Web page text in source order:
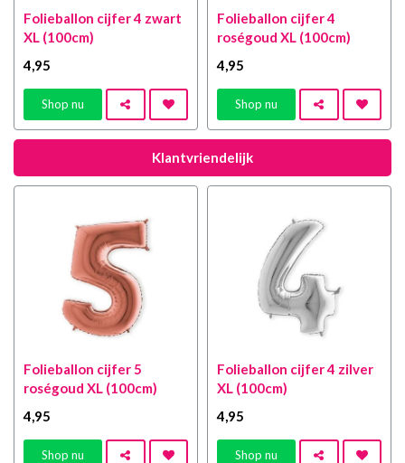
Folieballon cijfer 4 zwart
XL (100cm)
4 ,95
Shop nu
Folieballon cijfer 4
roségoud XL (100cm)
4 ,95
Shop nu
Klantvriendelijk
Folieballon cijfer 5
roségoud XL (100cm)
4 ,95
Shop nu
Folieballon cijfer 4 zilver
XL (100cm)
4 ,95
Shop nu